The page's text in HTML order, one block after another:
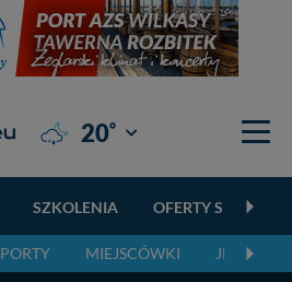
20° Giżycko
SZKOLENIA OFERTY
PORTY MIEJSCÓWKI JEZIORA,